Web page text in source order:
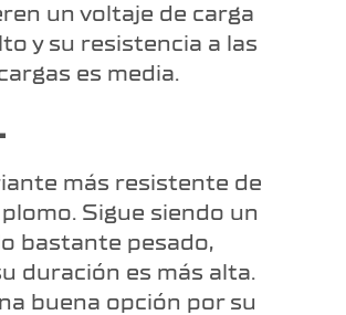
un voltaje de carga
y su resistencia a las
es media.
más resistente de
Sigue siendo un
bastante pesado,
duración es más alta.
buena opción por su